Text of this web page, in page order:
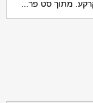
מתוך סט פר...